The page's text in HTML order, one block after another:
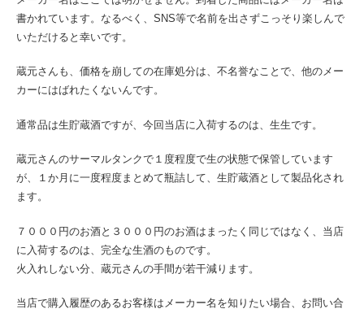
書かれています。なるべく、SNS等で名前を出さずこっそり楽しんで
いただけると幸いです。
蔵元さんも、価格を崩しての在庫処分は、不名誉なことで、他のメー
カーにはばれたくないんです。
通常品は生貯蔵酒ですが、今回当店に入荷するのは、生生です。
蔵元さんのサーマルタンクで１度程度で生の状態で保管しています
が、１か月に一度程度まとめて瓶詰して、生貯蔵酒として製品化され
ます。
７０００円のお酒と３０００円のお酒はまったく同じではなく、当店
に入荷するのは、完全な生酒のものです。
火入れしない分、蔵元さんの手間が若干減ります。
当店で購入履歴のあるお客様はメーカー名を知りたい場合、お問い合